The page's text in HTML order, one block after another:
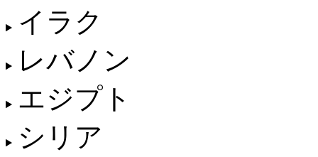
イラク
レバノン
エジプト
シリア